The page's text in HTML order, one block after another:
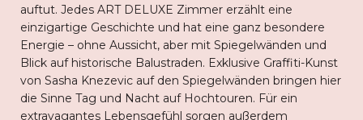
auftut. Jedes ART DELUXE Zimmer erzählt eine
einzigartige Geschichte und hat eine ganz besondere
Energie – ohne Aussicht, aber mit Spiegelwänden und
Blick auf historische Balustraden. Exklusive Graffiti-Kunst
von Sasha Knezevic auf den Spiegelwänden bringen hier
die Sinne Tag und Nacht auf Hochtouren. Für ein
extravagantes Lebensgefühl sorgen außerdem